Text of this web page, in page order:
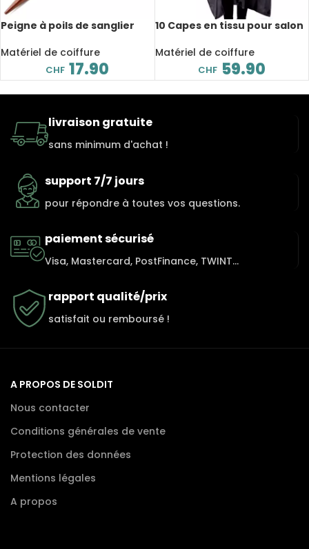
Peigne à poils de sanglier
antistatique
Matériel de coiffure
CHF 17.90
10 Capes en tissu pour salon
Matériel de coiffure
CHF 59.90
livraison gratuite
sans minimum d'achat !
support 7/7 jours
pour répondre à toutes vos questions.
paiement sécurisé
Visa, Mastercard, PostFinance, TWINT...
rapport qualité/prix
satisfait ou remboursé !
A PROPOS DE SOLDIT
Nous contacter
Conditions générales de vente
Protection des données
Mentions légales
A propos